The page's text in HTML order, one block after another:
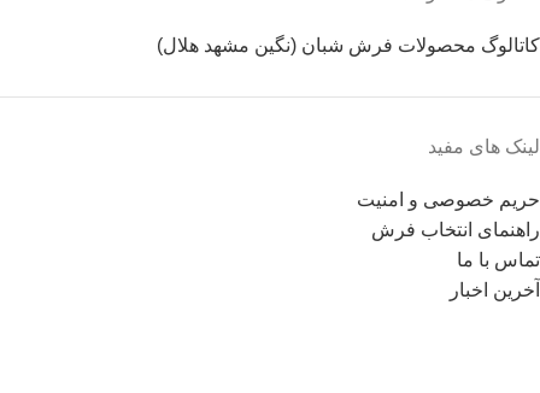
کاتالوگ محصولات فرش شبان (نگین مشهد هلال)
لینک های مفید
حریم خصوصی و امنیت
راهنمای انتخاب فرش
تماس با ما
آخرین اخبار